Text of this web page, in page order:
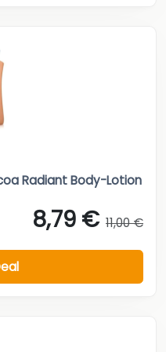
Radiant Body-Lotion
8,79 € 11,00 €